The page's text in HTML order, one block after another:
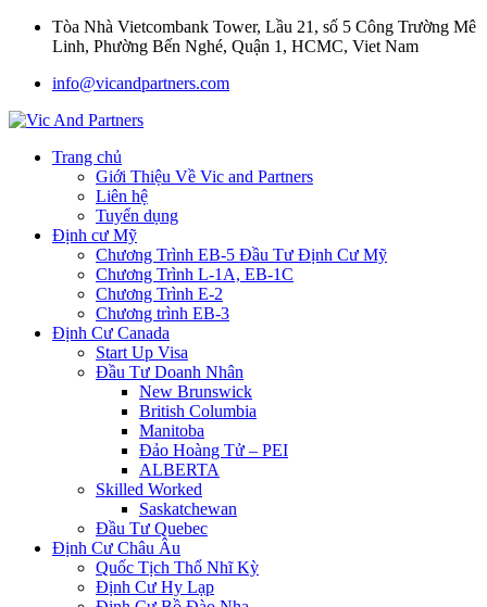
Tòa Nhà Vietcombank Tower, Lầu 21, số 5 Công Trường Mê
Linh, Phường Bến Nghé, Quận 1, HCMC, Viet Nam
info@vicandpartners.com
Trang chủ
Giới Thiệu Về Vic and Partners
Liên hệ
Tuyển dụng
Định cư Mỹ
Chương Trình EB-5 Đầu Tư Định Cư Mỹ
Chương Trình L-1A, EB-1C
Chương Trình E-2
Chương trình EB-3
Định Cư Canada
Start Up Visa
Đầu Tư Doanh Nhân
New Brunswick
British Columbia
Manitoba
Đảo Hoàng Tử – PEI
ALBERTA
Skilled Worked
Saskatchewan
Đầu Tư Quebec
Định Cư Châu Âu
Quốc Tịch Thổ Nhĩ Kỳ
Định Cư Hy Lạp